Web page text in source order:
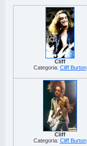
Cliff
Categoria: Cliff Burton
Cliff
Categoria: Cliff Burton